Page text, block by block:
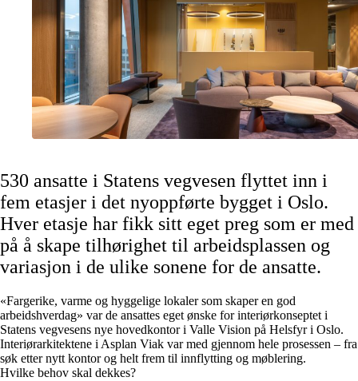
530 ansatte i Statens vegvesen flyttet inn i
fem etasjer i det nyoppførte bygget i Oslo.
Hver etasje har fikk sitt eget preg som er med
på å skape tilhørighet til arbeidsplassen og
variasjon i de ulike sonene for de ansatte.
«Fargerike, varme og hyggelige lokaler som skaper en god
arbeidshverdag» var de ansattes eget ønske for interiørkonseptet i
Statens vegvesens nye hovedkontor i Valle Vision på Helsfyr i Oslo.
Interiørarkitektene i Asplan Viak var med gjennom hele prosessen – fra
søk etter nytt kontor og helt frem til innflytting og møblering.
Hvilke behov skal dekkes?